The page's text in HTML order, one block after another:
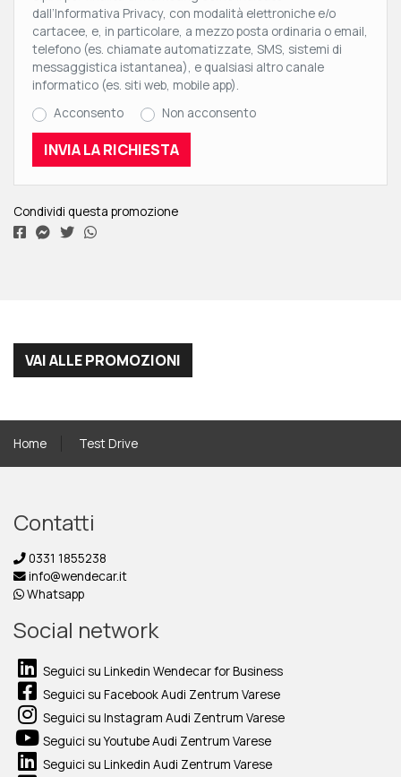
dall’Informativa Privacy, con modalità elettroniche e/o
cartacee, e, in particolare, a mezzo posta ordinaria o email,
telefono (es. chiamate automatizzate, SMS, sistemi di
messaggistica istantanea), e qualsiasi altro canale
informatico (es. siti web, mobile app).
Acconsento
Non acconsento
Condividi questa promozione
VAI ALLE PROMOZIONI
Home Test Drive
Contatti
0331 1855238
info@wendecar.it
Whatsapp
Social network
Seguici su Linkedin Wendecar for Business
Seguici su Facebook Audi Zentrum Varese
Seguici su Instagram Audi Zentrum Varese
Seguici su Youtube Audi Zentrum Varese
Seguici su Linkedin Audi Zentrum Varese